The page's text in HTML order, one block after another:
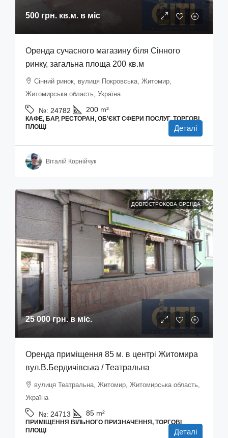
500 грн. кв.м. в міс
Оренда сучасного магазину біля Сінного
ринку, загальна площа 200 кв.м
Сінний ринок, вулиця Покровська, Житомир,
Житомирська область, Україна
№: 24782 200 m²
КАФЕ, БАР, РЕСТОРАН, ОБ'ЄКТ СФЕРИ ПОСЛУГ, ТОРГОВІ
ПЛОЩІ
Деталі
Віталій Корнійчук
ДОВГОСТРОКОВА ОРЕНДА
25 000 грн.в міс.
Оренда приміщення 85 м. в центрі Житомира
вул.В.Бердичівська / Театральна
вулиця Театральна, Житомир, Житомирська область,
Україна
№: 24713 85 m²
ПРИМІЩЕННЯ ВІЛЬНОГО ПРИЗНАЧЕННЯ, ТОРГОВІ
ПЛОЩІ
Деталі